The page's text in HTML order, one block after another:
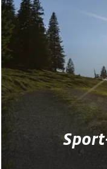
Ob Langlauf,
Skiurlaub -
an Tür